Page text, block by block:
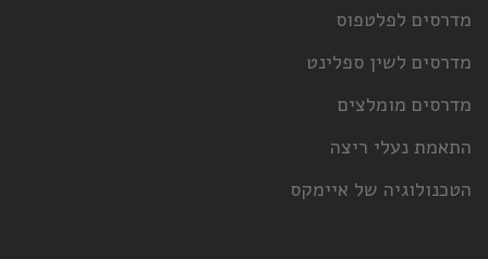
לפלטפוס
לשין ספלינט
מומלצים
נעלי ריצה
של איימקס